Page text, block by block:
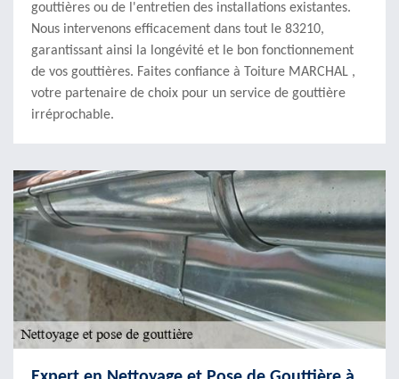
gouttières ou de l'entretien des installations existantes.
Nous intervenons efficacement dans tout le 83210,
garantissant ainsi la longévité et le bon fonctionnement
de vos gouttières. Faites confiance à Toiture MARCHAL ,
votre partenaire de choix pour un service de gouttière
irréprochable.